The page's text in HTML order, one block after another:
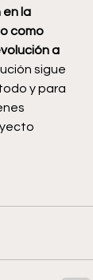
en la
como
a
sigue
y para